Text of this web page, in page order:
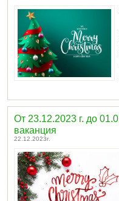
От 23.12.2023 г. до
ваканция
22.12.2023г.